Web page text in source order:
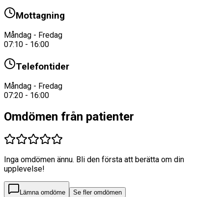
Mottagning
Måndag - Fredag
07:10 - 16:00
Telefontider
Måndag - Fredag
07:20 - 16:00
Omdömen från patienter
Inga omdömen ännu. Bli den första att berätta om din
upplevelse!
Lämna omdöme Se fler omdömen